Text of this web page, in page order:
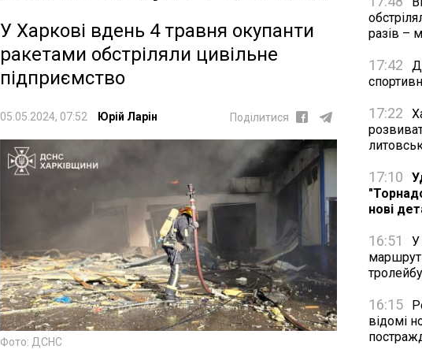
У Харкові вдень 4 травня окупанти
ракетами обстріляли цивільне
підприємство
05.05.2024, 07:52 Юрій Ларін Поділитися
Фото: ДСНС
разів –
17:42
17:22
17:10
нові
16:51
У
16:15
відомі